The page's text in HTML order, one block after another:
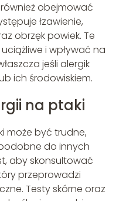
obejmować
łzawienie,
obrzęk powiek. Te
i wpływać na
jeśli alergik
ich środowiskiem.
na ptaki
może być trudne,
do innych
aby skonsultować
przeprowadzi
Testy skórne oraz